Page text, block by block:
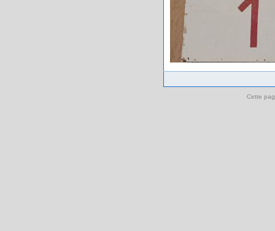
Cette